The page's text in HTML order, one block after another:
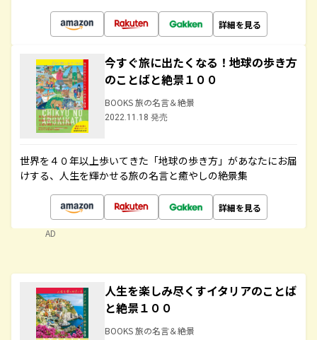
詳細を見る
今すぐ旅に出たくなる！地球の歩き方
のことばと絶景１００
BOOKS 旅の名言＆絶景
2022.11.18 発売
世界を４０年以上歩いてきた「地球の歩き方」があなたにお届
けする、人生を輝かせる旅の名言と癒やしの絶景集
詳細を見る
AD
人生を楽しみ尽くすイタリアのことば
と絶景１００
BOOKS 旅の名言＆絶景